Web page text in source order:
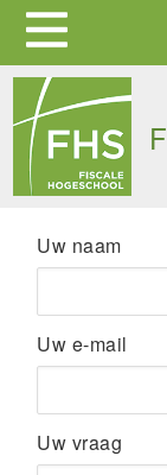
Skip
main
navigation
Uw naam
Uw e-mail
Uw vraag